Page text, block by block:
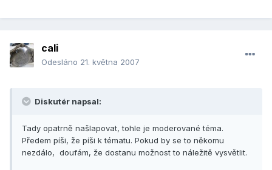
cali
Odesláno 21. května 2007
Diskutér napsal:
Tady opatrně našlapovat, tohle je moderované téma.
Předem píši, že píši k tématu. Pokud by se to někomu
nezdálo, doufám, že dostanu možnost to náležitě vysvětlit.